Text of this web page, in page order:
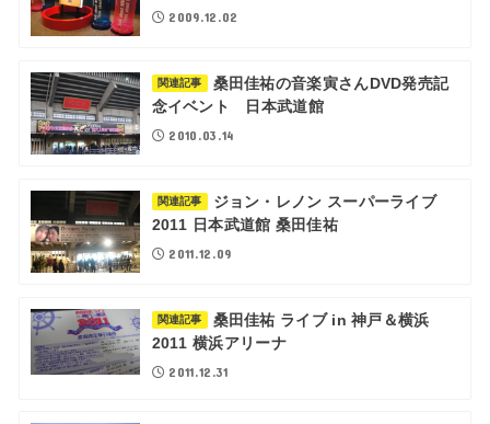
2009.12.02
関連記事
桑田佳祐の音楽寅さんDVD発売記
念イベント 日本武道館
2010.03.14
関連記事
ジョン・レノン スーパーライブ
2011 日本武道館 桑田佳祐
2011.12.09
関連記事
桑田佳祐 ライブ in 神戸＆横浜
2011 横浜アリーナ
2011.12.31